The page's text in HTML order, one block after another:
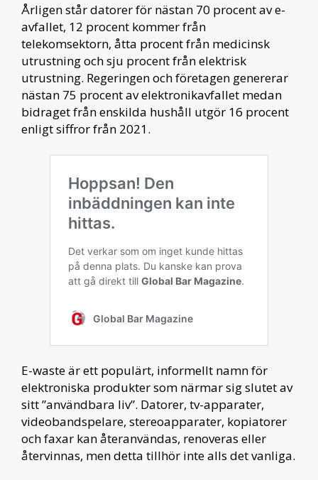
Årligen står datorer för nästan 70 procent av e-
avfallet, 12 procent kommer från
telekomsektorn, åtta procent från medicinsk
utrustning och sju procent från elektrisk
utrustning. Regeringen och företagen genererar
nästan 75 procent av elektronikavfallet medan
bidraget från enskilda hushåll utgör 16 procent
enligt siffror från 2021.
E-waste är ett populärt, informellt namn för
elektroniska produkter som närmar sig slutet av
sitt ”användbara liv”. Datorer, tv-apparater,
videobandspelare, stereoapparater, kopiatorer
och faxar kan återanvändas, renoveras eller
återvinnas, men detta tillhör inte alls det vanliga.